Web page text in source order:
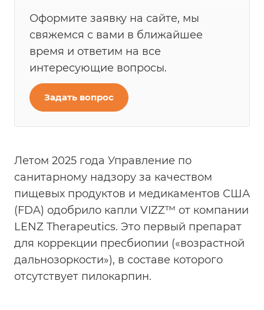
Оформите заявку на сайте, мы
свяжемся с вами в ближайшее
время и ответим на все
интересующие вопросы.
Задать вопрос
Летом 2025 года Управление по
санитарному надзору за качеством
пищевых продуктов и медикаментов США
(FDA) одобрило капли VIZZ™️ от компании
LENZ Therapeutics. Это первый препарат
для коррекции пресбиопии («возрастной
дальнозоркости»), в составе которого
отсутствует пилокарпин.